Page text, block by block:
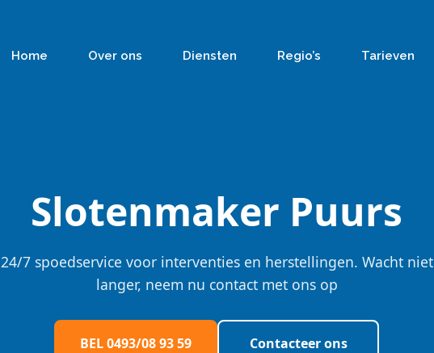
Home Over ons Diensten Regio’s Tarieven
Slotenmaker Puurs
24/7 spoedservice voor interventies en herstellingen. Wacht niet
langer, neem nu contact met ons op
BEL 0493/08 93 59 Contacteer ons